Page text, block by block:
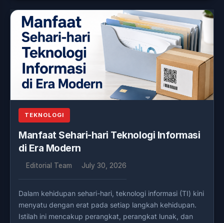
TEKNOLOGI
Manfaat Sehari-hari Teknologi Informasi
di Era Modern
Editorial Team July 30, 2026
Dalam kehidupan sehari-hari, teknologi informasi (TI) kini
menyatu dengan erat pada setiap langkah kehidupan.
Istilah ini mencakup perangkat, perangkat lunak, dan